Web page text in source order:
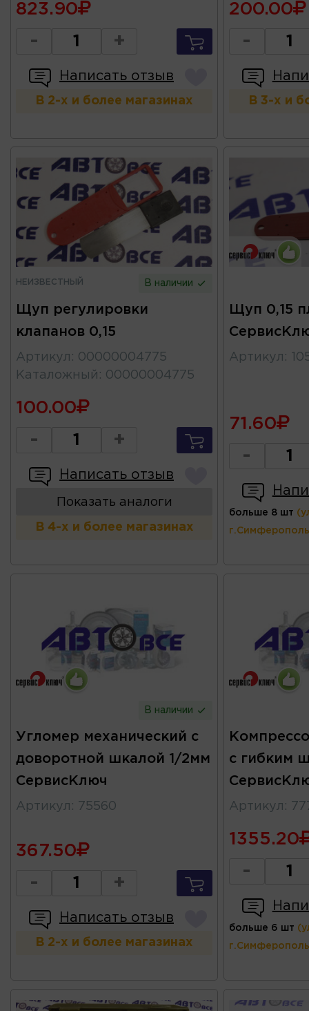
823.90
- +
Написать отзыв
В 2-х и более магазинах
200.00
-
В 3-х и
НЕИЗВЕСТНЫЙ В наличии
Щуп регулировки
клапанов 0,15
Артикул : 00000004775
Каталожный : 00000004775
100.00
- +
Написать отзыв
Показать аналоги
В 4-х и более магазинах
Щуп 0,15
Артикул :
71.60
-
больше 8 шт
В наличии
Угломер механический с
доворотной шкалой 1/2мм
СервисКлюч
Артикул : 75560
367.50
- +
Написать отзыв
В 2-х и более магазинах
с гибким
Артикул :
1355.20
-
больше 6 шт